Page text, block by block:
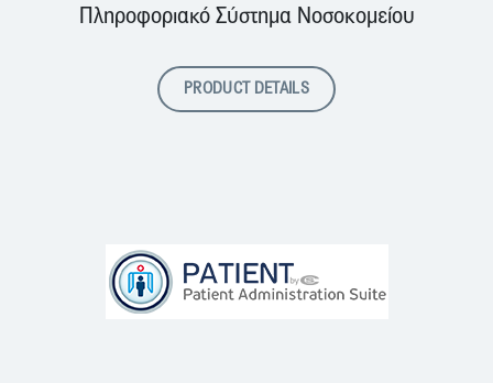
Πληροφοριακό Σύστημα Νοσοκομείου
PRODUCT DETAILS